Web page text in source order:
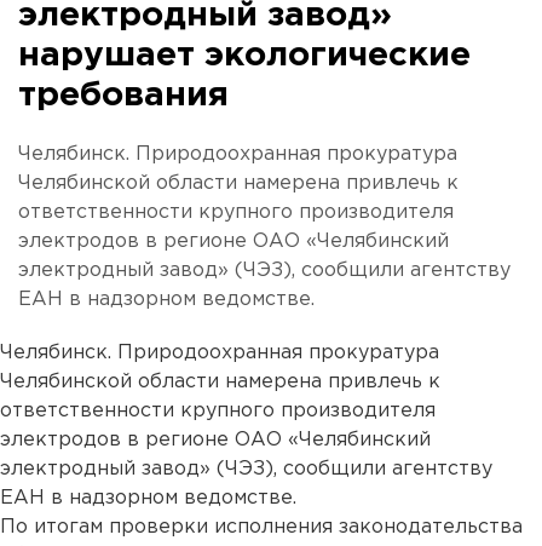
электродный завод»
нарушает экологические
требования
Челябинск. Природоохранная прокуратура
Челябинской области намерена привлечь к
ответственности крупного производителя
электродов в регионе ОАО «Челябинский
электродный завод» (ЧЭЗ), сообщили агентству
ЕАН в надзорном ведомстве.
Челябинск. Природоохранная прокуратура
Челябинской области намерена привлечь к
ответственности крупного производителя
электродов в регионе ОАО «Челябинский
электродный завод» (ЧЭЗ), сообщили агентству
ЕАН в надзорном ведомстве.
По итогам проверки исполнения законодательства